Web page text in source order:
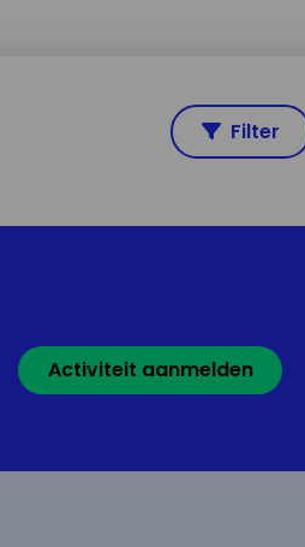
Filter
Activiteit aanmelden